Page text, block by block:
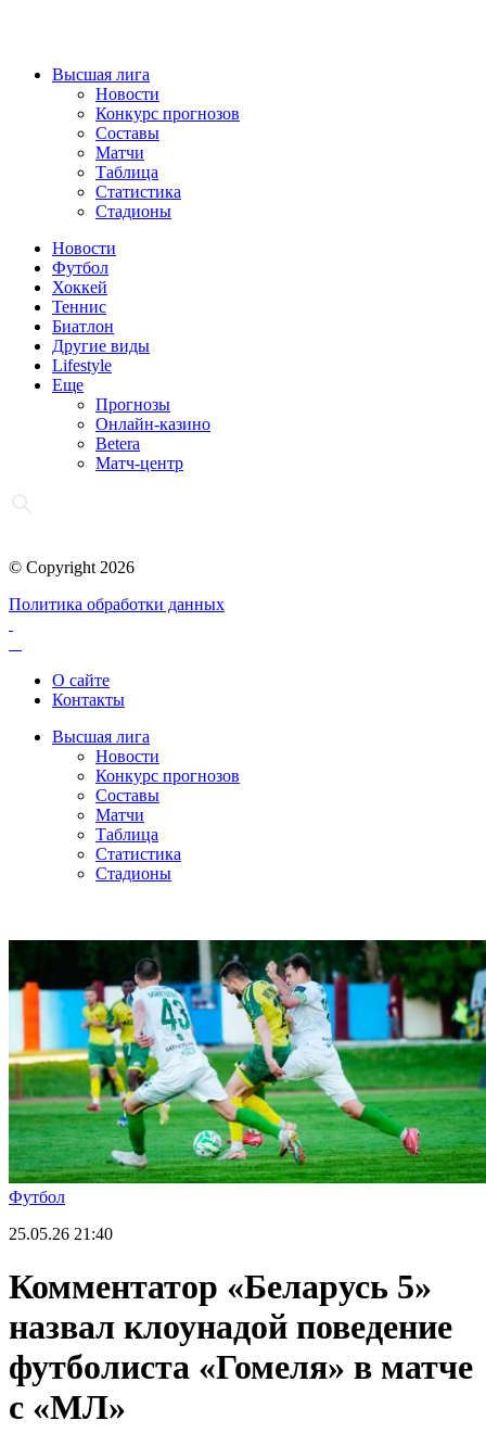
Высшая лига
Новости
Конкурс прогнозов
Составы
Матчи
Таблица
Статистика
Стадионы
Новости
Футбол
Хоккей
Теннис
Биатлон
Другие виды
Lifestyle
Еще
Прогнозы
Онлайн-казино
Betera
Матч-центр
© Copyright 2026
Политика обработки данных
О сайте
Контакты
Высшая лига
Новости
Конкурс прогнозов
Составы
Матчи
Таблица
Статистика
Стадионы
Футбол
25.05.26 21:40
Комментатор «Беларусь 5»
назвал клоунадой поведение
футболиста «Гомеля» в матче
с «МЛ»